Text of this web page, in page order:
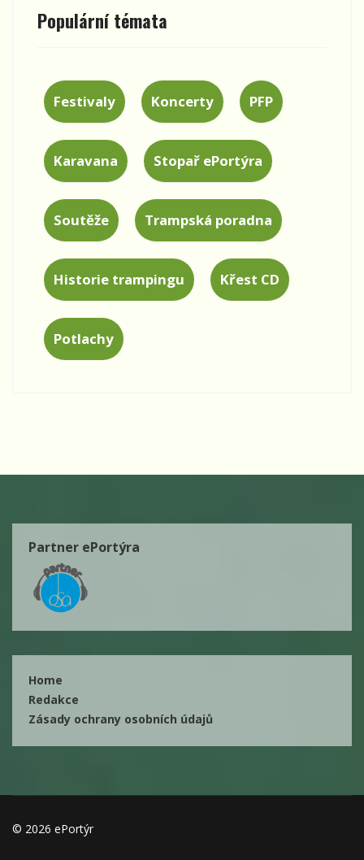
Populární témata
Festivaly Koncerty PFP
Karavana Stopař ePortýra
Soutěže Trampská poradna
Historie trampingu Křest CD
Potlachy
Partner ePortýra
Home
Redakce
Zásady ochrany osobních údajů
© 2026 ePortýr